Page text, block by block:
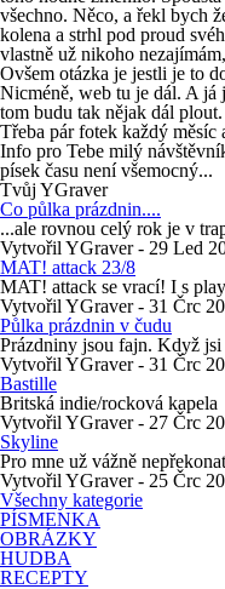
všechno. Něco, a řekl bych
kolena a strhl pod proud
vlastně už nikoho
Ovšem otázka je jestli je to
Nicméně, web tu je dál. A já
tom budu tak nějak dál plout.
Třeba pár fotek každý
Info pro Tebe milý
písek času není všemocný...
Tvůj YGraver
Co půlka prázdnin....
...ale rovnou celý rok je v
Vytvořil YGraver - 29 Led
MAT! attack 23/8
MAT! attack se vrací! I s
Vytvořil YGraver - 31 Črc
Půlka prázdnin v čudu
Prázdniny jsou fajn. Když jsi
Vytvořil YGraver - 31 Črc
Bastille
Britská indie/rocková kapela
Vytvořil YGraver - 27 Črc
Skyline
Pro mne už vážně
Vytvořil YGraver - 25 Črc
Všechny kategorie
PÍSMENKA
OBRÁZKY
HUDBA
RECEPTY